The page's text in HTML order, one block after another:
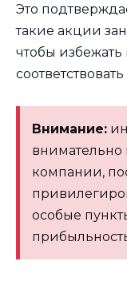
Это
такие акции
чтобы
Внимание:
внимательно
компании,
особые